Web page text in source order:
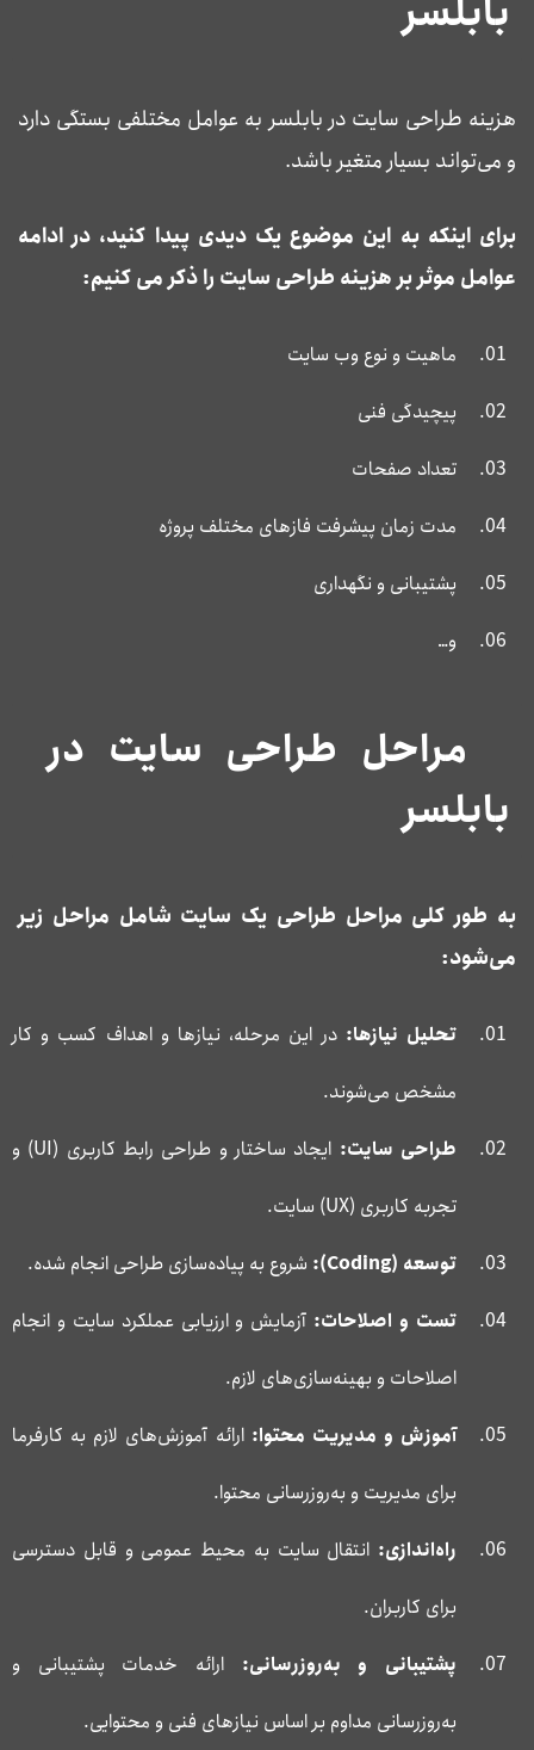
بابلسر
هزینه طراحی سایت در بابلسر به عوامل مختلفی بستگی دارد
و می‌تواند بسیار متغیر باشد.
برای اینکه به این موضوع یک دیدی پیدا کنید، در ادامه
عوامل موثر بر هزینه طراحی سایت را ذکر می کنیم:
ماهیت و نوع وب سایت
پیچیدگی فنی
تعداد صفحات
مدت زمان پیشرفت فازهای مختلف پروژه
پشتیبانی و نگهداری
و…
مراحل طراحی سایت در
بابلسر
به طور کلی مراحل طراحی یک سایت شامل مراحل زیر
می‌شود:
تحلیل نیازها: در این مرحله، نیازها و اهداف کسب و کار
مشخص می‌شوند.
طراحی سایت:
ایجاد ساختار و طراحی رابط کاربری (UI) و
تجربه کاربری (UX) سایت.
توسعه (Coding
): شروع به پیاده‌سازی طراحی انجام شده.
تست و اصلاحات: آزمایش و ارزیابی عملکرد سایت و انجام
اصلاحات و بهینه‌سازی‌های لازم.
آموزش و مدیریت محتوا: ارائه آموزش‌های لازم به کارفرما
برای مدیریت و به‌روزرسانی محتوا.
راه‌اندازی: انتقال سایت به محیط عمومی و قابل دسترسی
برای کاربران.
پشتیبانی و به‌روزرسانی: ارائه خدمات پشتیبانی و
به‌روزرسانی مداوم بر اساس نیازهای فنی و محتوایی.